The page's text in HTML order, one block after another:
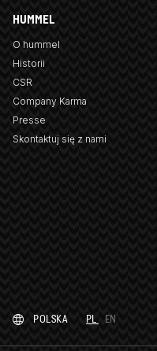
HUMMEL
O hummel
Historii
CSR
Company Karma
Presse
Skontaktuj się z nami
POLSKA PL EN